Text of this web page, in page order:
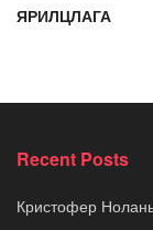
ЯРИЛЦЛАГА
Recent Posts
Кристофер